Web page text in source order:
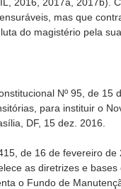
mas que
do magistério pela
Nº 95, de
para instituir o
DF, 15 dez. 2016.
de 16 de fevereiro
as diretrizes e
o Fundo de